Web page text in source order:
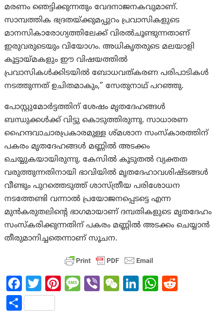
മരണം ഞെട്ടിക്കുന്നതും വേദനാജനകവുമാണ്.
സാമ്പത്തിക ഭദ്രതയ്ക്കുമപ്പുറം പ്രവാസികളുടെ
മാനസികാരോഗ്യത്തിലേക്ക് വിരല്‍ചൂണ്ടുന്നതാണ്
ഇരുവരുടെയും വിയോഗം. അധികൃതരുടെ മലയാളി
കൂട്ടായ്മകളും ഈ വിഷയത്തില്‍
പ്രവാസികള്‍ക്കിടയില്‍ ബോധവത്കരണ പരിപാടികള്‍
നടത്തുന്നത് ഉചിതമാകും,” സേതുനാഥ് പറഞ്ഞു.
പോസ്റ്റുമോർട്ടത്തിന് ശേഷം മൃതദേഹങ്ങൾ
ബന്ധുക്കൾക്ക് വിട്ടു കൊടുത്തിരുന്നു. സാധാരണ
ഹൈന്ദവാചാരപ്രകാരമുള്ള ശ്മശാന സംസ്കാരത്തിന്
പകരം മൃതദേഹങ്ങൾ മണ്ണിൽ അടക്കം
ചെയ്യുകയായിരുന്നു. കേസിൽ കൂടുതൽ വ്യക്തത
വരുത്തുന്നതിനായി ഭാവിയിൽ മൃതദേഹാവശിഷ്ടങ്ങൾ
വീണ്ടും പുറത്തെടുത്ത് ശാസ്ത്രീയ പരിശോധന
നടത്തേണ്ടി വന്നാൽ പ്രയോജനപ്പെടട്ടെ എന്ന
മുൻകരുതലിന്റെ ഭാഗമായാണ് ദമ്പതികളുടെ മൃതദേഹം
സംസ്കരിക്കുന്നതിന് പകരം മണ്ണിൽ അടക്കം ചെയ്യാൻ
തീരുമാനിച്ചതെന്നാണ് സൂചന.
Fa
ce
T
w
Pi M Vi W Li W
S